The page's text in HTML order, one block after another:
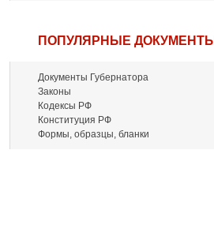
ПОПУЛЯРНЫЕ ДОКУМЕНТЫ
Документы Губернатора
Законы
Кодексы РФ
Конституция РФ
Формы, образцы, бланки